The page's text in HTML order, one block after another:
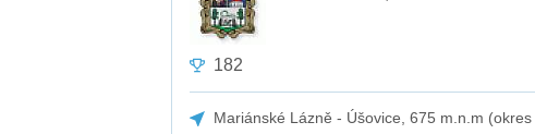
182
Mariánské Lázně - Úšovice, 675 m.n.m (okres